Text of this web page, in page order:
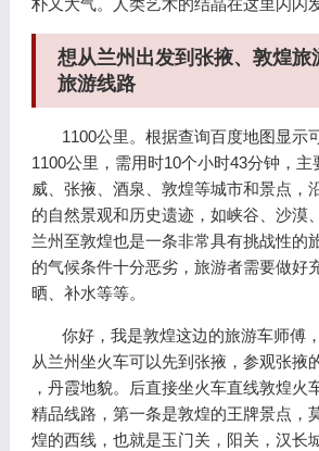
朴又大气。人类艺术的结晶在这里闪闪
想从兰州出发到张掖、敦煌旅
旅游线路
1100公里。根据查询百度地图显示
1100公里，需用时10个小时43分钟，
威、张掖、酒泉、敦煌等城市和景点，
的自然景观和历史遗迹，如峡谷、沙漠
兰州至敦煌也是一条非常具有挑战性的
的气候条件十分恶劣，旅游者需要做好
晒、补水等等。
你好，我是敦煌这边的旅游车师傅，
从兰州坐火车可以先到张掖，参观张掖
，丹霞地貌。后直接坐火车直线敦煌火
精品线路，第一条是敦煌的王牌景点，
煌的西线，也就是玉门关，阳关，汉长